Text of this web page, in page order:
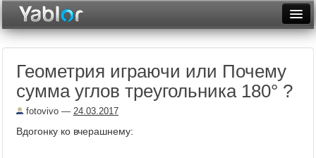
Неделя
Месяц
Геометрия играючи или Почему
сумма углов треугольника 180° ?
fotovivo — 24.03.2017
Вдогонку ко вчерашнему: